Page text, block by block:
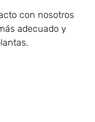
con nosotros
adecuado y